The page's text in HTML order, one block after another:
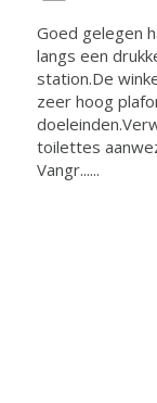
Goed gelegen
langs een
station.De
zeer hoog
toilettes
Vangr......